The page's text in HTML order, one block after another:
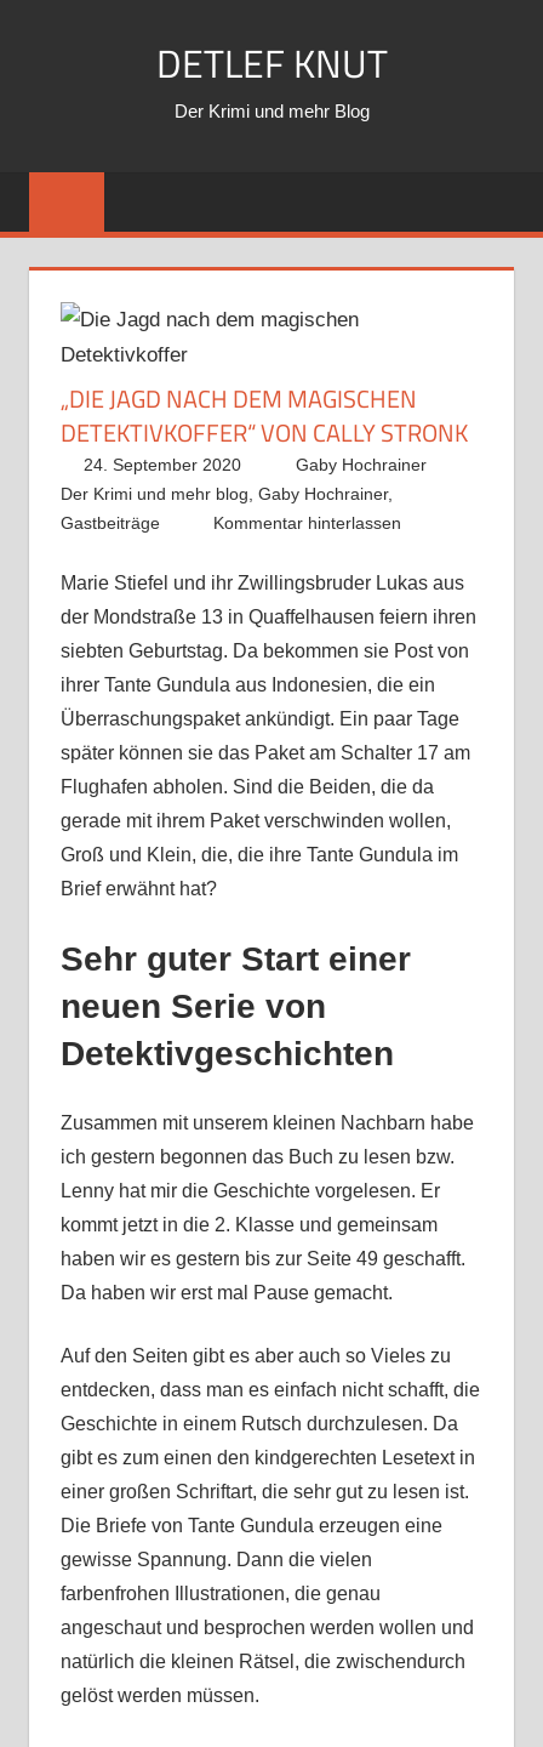
DETLEF KNUT
Der Krimi und mehr Blog
„DIE JAGD NACH DEM MAGISCHEN
DETEKTIVKOFFER“ VON CALLY STRONK
24. September 2020
Gaby Hochrainer
Der Krimi und mehr blog, Gaby Hochrainer,
Gastbeiträge
Kommentar hinterlassen
Marie Stiefel und ihr Zwillingsbruder Lukas aus
der Mondstraße 13 in Quaffelhausen feiern ihren
siebten Geburtstag. Da bekommen sie Post von
ihrer Tante Gundula aus Indonesien, die ein
Überraschungspaket ankündigt. Ein paar Tage
später können sie das Paket am Schalter 17 am
Flughafen abholen. Sind die Beiden, die da
gerade mit ihrem Paket verschwinden wollen,
Groß und Klein, die, die ihre Tante Gundula im
Brief erwähnt hat?
Sehr guter Start einer
neuen Serie von
Detektivgeschichten
Zusammen mit unserem kleinen Nachbarn habe
ich gestern begonnen das Buch zu lesen bzw.
Lenny hat mir die Geschichte vorgelesen. Er
kommt jetzt in die 2. Klasse und gemeinsam
haben wir es gestern bis zur Seite 49 geschafft.
Da haben wir erst mal Pause gemacht.
Auf den Seiten gibt es aber auch so Vieles zu
entdecken, dass man es einfach nicht schafft, die
Geschichte in einem Rutsch durchzulesen. Da
gibt es zum einen den kindgerechten Lesetext in
einer großen Schriftart, die sehr gut zu lesen ist.
Die Briefe von Tante Gundula erzeugen eine
gewisse Spannung. Dann die vielen
farbenfrohen Illustrationen, die genau
angeschaut und besprochen werden wollen und
natürlich die kleinen Rätsel, die zwischendurch
gelöst werden müssen.